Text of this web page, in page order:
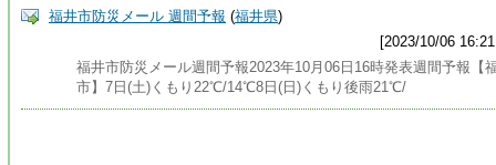
福井市防災メール 週間予報 (福井県)
[2023/10/06
福井市防災メール週間予報2023年10月06日16時発表週間予報【
市】7日(土)くもり22℃/14℃8日(日)くもり後雨21℃/